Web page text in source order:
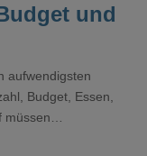
und
aufwendigsten
Budget, Essen,
müssen
ist und trotzdem